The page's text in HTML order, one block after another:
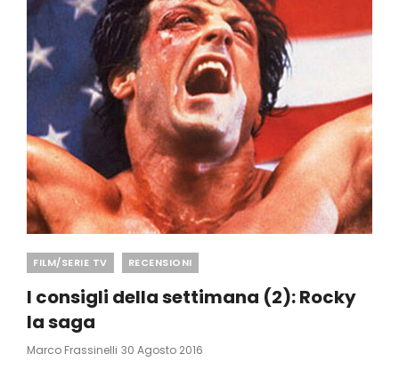
Categories
FILM/SERIE TV RECENSIONI
I consigli della settimana (2): Rocky
la saga
Marco Frassinelli Posted
30 Agosto 2016